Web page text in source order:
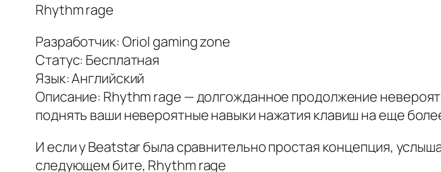
Rhythm rage
Разработчик: Oriol gaming zone
Статус: Бесплатная
Язык: Английский
Описание: Rhythm rage — долгожданное продолжение
поднять ваши невероятные навыки нажатия клавиш на еще
И если у Beatstar была сравнительно простая концепция,
следующем бите, Rhythm rage